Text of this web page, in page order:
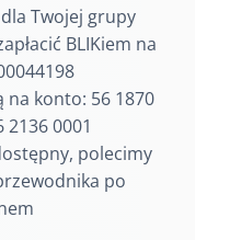
Twojej grupy
BLIKiem na
na konto: 56 1870
2136 0001
polecimy
po